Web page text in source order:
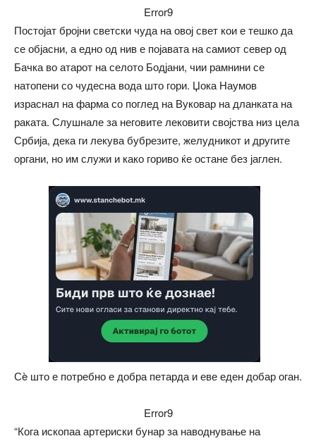
Error9
Постојат бројни светски чуда на овој свет кои е тешко да
се објасни, а едно од нив е појавата на самиот север од
Бачка во атарот на селото Бодјани, чии рамнини се
натопени со чудесна вода што гори. Џока Наумов
израснал на фарма со поглед на Вуковар на дланката на
раката. Слушнале за неговите лековити својства низ цела
Србија, дека ги лекува бубрезите, желудникот и другите
органи, но им служи и како гориво ќе остане без јаглен.
Сè што е потребно е добра петарда и еве еден добар оган.
Error9
“Кога ископаа артериски бунар за наводнување на